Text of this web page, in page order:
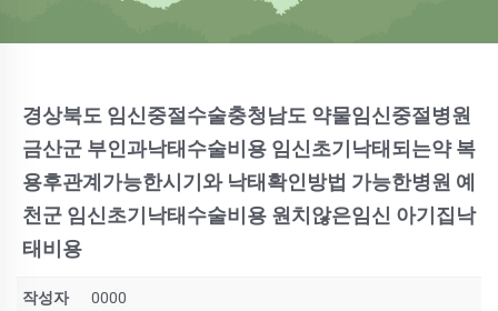
경상북도 임신중절수술충청남도 약물임신중절병원
금산군 부인과낙태수술비용 임신초기낙태되는약 복
용후관계가능한시기와 낙태확인방법 가능한병원 예
천군 임신초기낙태수술비용 원치않은임신 아기집낙
태비용
작성자 0000